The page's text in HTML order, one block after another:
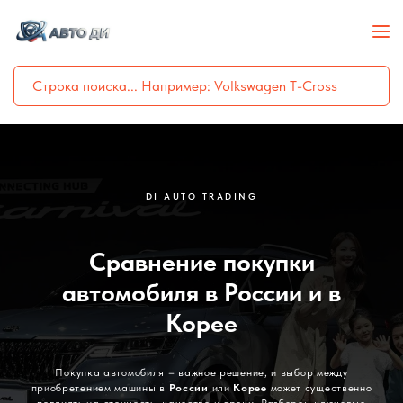
DI AUTO TRADING
Сравнение покупки
автомобиля в России и в
Корее
Покупка автомобиля – важное решение, и выбор между
приобретением машины в России или Корее может существенно